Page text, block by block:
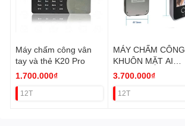
Máy chấm công vân
tay và thẻ K20 Pro
1.700.000₫
12T
MÁY CHẤM CÔNG
KHUÔN MẶT AI
FACEPRO-008 VAT
3.700.000₫
12T